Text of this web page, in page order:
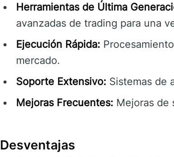
Herramientas de Última
avanzadas de trading para una
Ejecución Rápida:
mercado.
Soporte Extensivo: Sistemas de
Mejoras Frecuentes: Mejoras de
Desventajas